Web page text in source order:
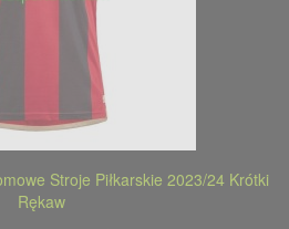
Stroje Piłkarskie 2023/24 Krótki
Rękaw